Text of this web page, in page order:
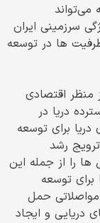
می‌تواند
سرزمینی ایران
ها در توسعه
منظر اقتصادی
دریا در
برای توسعه
رشد
را از جمله این
برای توسعه
مواصلاتی حمل
و ایجاد